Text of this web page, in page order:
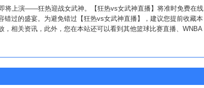
将上演——狂热迎战女武神。【狂热vs女武神直播】将准时免费在线
过的盛宴。为避免错过【狂热vs女武神直播】，建议您提前收藏本
相关资讯，此外，您在本站还可以看到其他篮球比赛直播、WNBA